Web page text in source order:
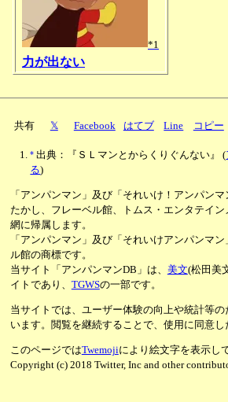
*1
力が出ない
共有 𝕏 Facebook はてブ Line コピー
* 出典：『ＳＬマンとからくりぐんない』(
る)
「アンパンマン」及び「それいけ！アンパン
たかし、フレーベル館、トムス・エンタテイ
網に帰属します。
「アンパンマン」及び「それいけアンパンマ
ル館の商標です。
当サイト「アンパンマンDB」は、 美文(松田美
イトであり、 TGWSの一部です。
当サイトでは、ユーザー体験の向上や統計等
います。閲覧を継続することで、使用に同意し
このページではTwemojiにより絵文字を表示し
Copyright (c) 2018 Twitter, Inc and other